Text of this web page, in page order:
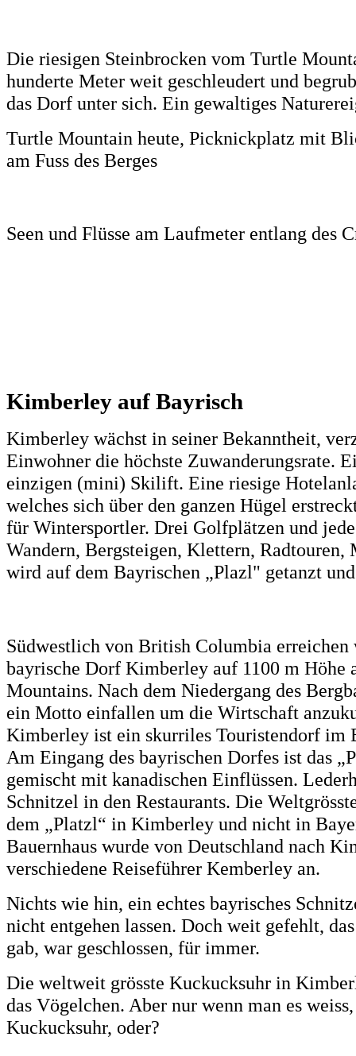
Die riesigen Steinbrocken vom Turtle
hunderte Meter weit geschleudert und
das Dorf unter sich. Ein gewaltiges
Turtle Mountain heute, Picknickplatz mit
am Fuss des Berges
Seen und Flüsse am Laufmeter entlang des
Kimberley auf Bayrisch
Kimberley wächst in seiner Bekanntheit,
Einwohner die höchste Zuwanderungsrate.
einzigen (mini) Skilift. Eine riesige
welches sich über den ganzen Hügel
für Wintersportler. Drei Golfplätzen und
Wandern, Bergsteigen, Klettern,
wird auf dem Bayrischen „Plazl" getanzt
Südwestlich von British Columbia erreichen
bayrische Dorf Kimberley auf 1100 m Höhe
Mountains. Nach dem Niedergang des
ein Motto einfallen um die Wirtschaft
Kimberley ist ein skurriles Touristendorf im
Am Eingang des bayrischen Dorfes ist das
gemischt mit kanadischen Einflüssen.
Schnitzel in den Restaurants. Die
dem „Platzl“ in Kimberley und nicht in
Bauernhaus wurde von Deutschland nach
verschiedene Reiseführer Kemberley an.
Nichts wie hin, ein echtes bayrisches
nicht entgehen lassen. Doch weit gefehlt,
gab, war geschlossen, für immer.
Die weltweit grösste Kuckucksuhr in
das Vögelchen. Aber nur wenn man es
Kuckucksuhr, oder?